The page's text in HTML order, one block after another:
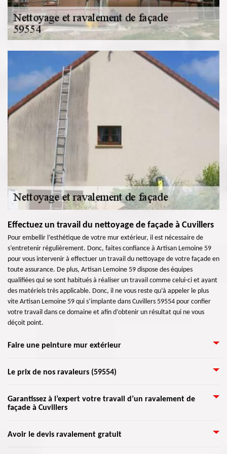
Effectuez un travail du nettoyage de façade à Cuvillers
Pour embellir l’esthétique de votre mur extérieur, il est nécessaire de
s’entretenir régulièrement. Donc, faites confiance à Artisan Lemoine 59
pour vous intervenir à effectuer un travail du nettoyage de votre façade en
toute assurance. De plus, Artisan Lemoine 59 dispose des équipes
qualifiées qui se sont habitués à réaliser un travail comme celui-ci et ayant
des matériels très applicable. Donc, il ne vous reste qu’à appeler le plus
vite Artisan Lemoine 59 qui s’implante dans Cuvillers 59554 pour confier
votre travail dans ce domaine et afin d’obtenir un résultat qui ne vous
déçoit point.
Faire une peinture mur extérieur
La peinture est très indispensable pour une maison. Même si une façade
procure à vos murs extérieurs un air brillant. Avec une forte résistance à la
saleté, aux algues et aux champignons, elle protège aussi de la
haute qualité qui protège les maisons des intempéries et des diverses
Le prix de nos ravaleurs (59554)
Le ravalement consiste à rénover la façade et les murs extérieurs d’un
bâtiment. Toutefois, il ne faut pas changer son style d’origine. Le coût
Lemoine 59, de nombreux travaux peuvent être entrepris avec un
ravalement de façade. L’intervention vise également à nettoyer et
Garantissez à l’expert votre travail d’un ravalement de
façade à Cuvillers
Lorsque la façade est détruit, cela risque d’endommager votre maison et
Avoir le devis ravalement gratuit